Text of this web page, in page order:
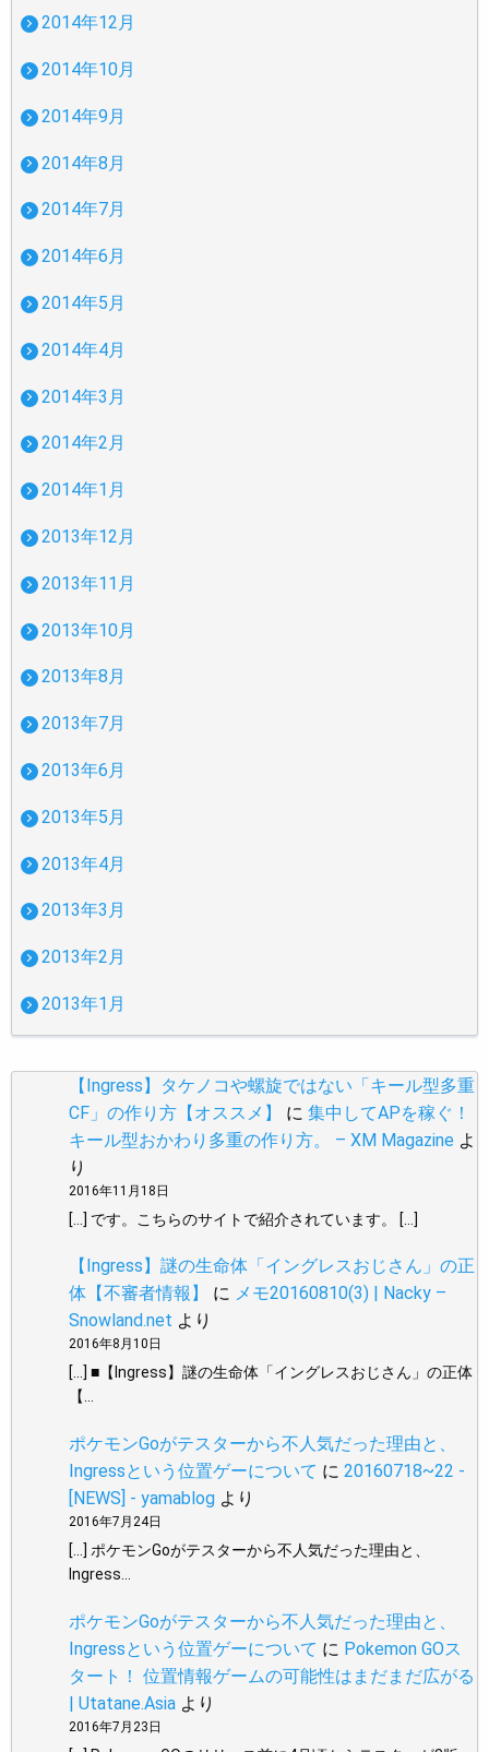
2014年12月
2014年10月
2014年9月
2014年8月
2014年7月
2014年6月
2014年5月
2014年4月
2014年3月
2014年2月
2014年1月
2013年12月
2013年11月
2013年10月
2013年8月
2013年7月
2013年6月
2013年5月
2013年4月
2013年3月
2013年2月
2013年1月
【Ingress】タケノコや螺旋ではない「キール型多重
CF」の作り方【オススメ】
に 集中してAPを稼ぐ！
キール型おかわり多重の作り方。 – XM Magazine よ
り
2016年11月18日
[…] です。こちらのサイトで紹介されています。 […]
【Ingress】謎の生命体「イングレスおじさん」の正
体【不審者情報】
に メモ20160810(3) | Nacky –
Snowland.net より
2016年8月10日
[…] ■【Ingress】謎の生命体「イングレスおじさん」の正体
【…
ポケモンGoがテスターから不人気だった理由と、
Ingressという位置ゲーについて に 20160718~22 -
[NEWS] - yamablog より
2016年7月24日
[…] ポケモンGoがテスターから不人気だった理由と、
Ingress…
ポケモンGoがテスターから不人気だった理由と、
Ingressという位置ゲーについて に Pokemon GOス
タート！ 位置情報ゲームの可能性はまだまだ広がる
| Utatane.Asia より
2016年7月23日